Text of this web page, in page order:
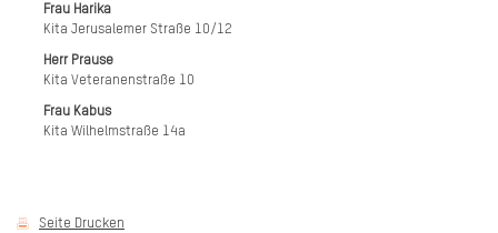
Frau Harika
Kita Jerusalemer Straße 10/12
Herr Prause
Kita Veteranenstraße 10
Frau Kabus
Kita Wilhelmstraße 14a
Seite Drucken